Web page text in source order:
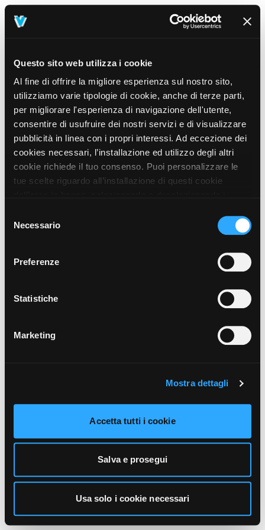
Questo sito web utilizza i cookie
Al fine di offrire la migliore esperienza sul nostro sito,
utilizziamo varie tipologie di cookie, anche di terze parti,
per migliorare l'esperienza di navigazione dell'utente,
consentire di usufruire dei nostri servizi e di visualizzare
pubblicità in linea con i propri interessi. Ad eccezione dei
cookies necessari, l’installazione ed utilizzo degli altri
cookie richiede il tuo consenso. Puoi personalizzare le
tue scelte riguardo all’installazione di questi cookie
prosegui” o decidere di accettare tutti i cookie, cliccando
sul pulsante “Accetta tutti i cookie”. Cliccando sul tasto
unicamente i cookie necessari alla navigazione. Per
funzionamento, puoi prendere visione dell’informativa
cliccando qui.
delNecessario
Preferenze
Statistiche
Marketing
Mostra dettagli
Accetta tutti i cookie
Salva e prosegui
Usa solo i cookie necessari
404